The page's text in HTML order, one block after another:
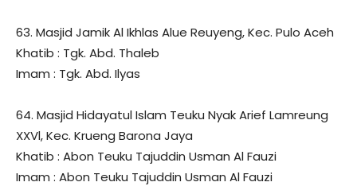
63. Masjid Jamik Al Ikhlas Alue Reuyeng, Kec. Pulo Aceh
Khatib : Tgk. Abd. Thaleb
Imam : Tgk. Abd. Ilyas
64. Masjid Hidayatul Islam Teuku Nyak Arief Lamreung
XXVl, Kec. Krueng Barona Jaya
Khatib : Abon Teuku Tajuddin Usman Al Fauzi
Imam : Abon Teuku Tajuddin Usman Al Fauzi